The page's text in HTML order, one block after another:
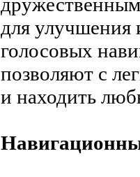
для
голосовых
позволяют с
и находить